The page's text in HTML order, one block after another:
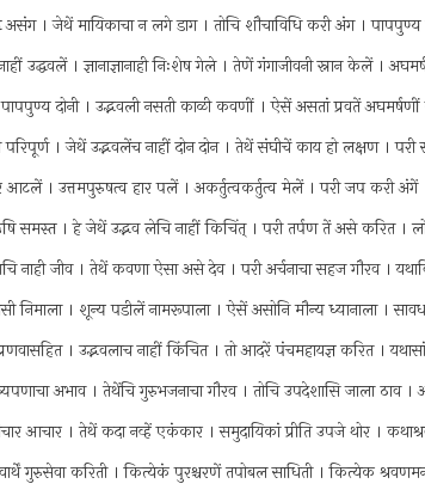
असंग । जेथें मायिकाचा न लगे डाग । तोचि शौचाविधि करी अंग ।
उद्धवलें । ज्ञानाज्ञानाही निःशेष गेले । तेणें गंगाजीवनी स्नान केलें ।
दोनी । उद्भवली नसती काळी कवणीं । ऐसें असतां प्रवतें अघमर्षणीं
। जेथें उद्भवलेंच नाहीं दोन दोन । तेथें संघीचें काय हो लक्षण ।
आटलें । उत्तमपुरुषत्व हार पलें । अकर्तुत्वकर्तुत्व मेलें । परी जप करी अंगें
समस्त । हे जेथें उद्भव लेचि नाहीं किचिंत् । परी तर्पण तें असे करित ।
नाही जीव । तेथें कवणा ऐसा असे देव । परी अर्चनाचा सहज गौरव ।
निमाला । शून्य पडीलें नामरूपाला । ऐसें असोनि मौन्य ध्यानाला ।
। उद्भवलाच नाहीं किंचित । तो आदरें पंचमहायज्ञ करित ।
अभाव । तेथेंचि गुरुभजनाचा गौरव । तोचि उपदेशासि जाला ठाव ।
आचार । तेथें कदा नव्हें एकंकार । समुदायिकां प्रीति उपजे थोर ।
गुरुसेवा करिती । कित्येकं पुरश्चरणें तपोबल साधिती । कित्येक